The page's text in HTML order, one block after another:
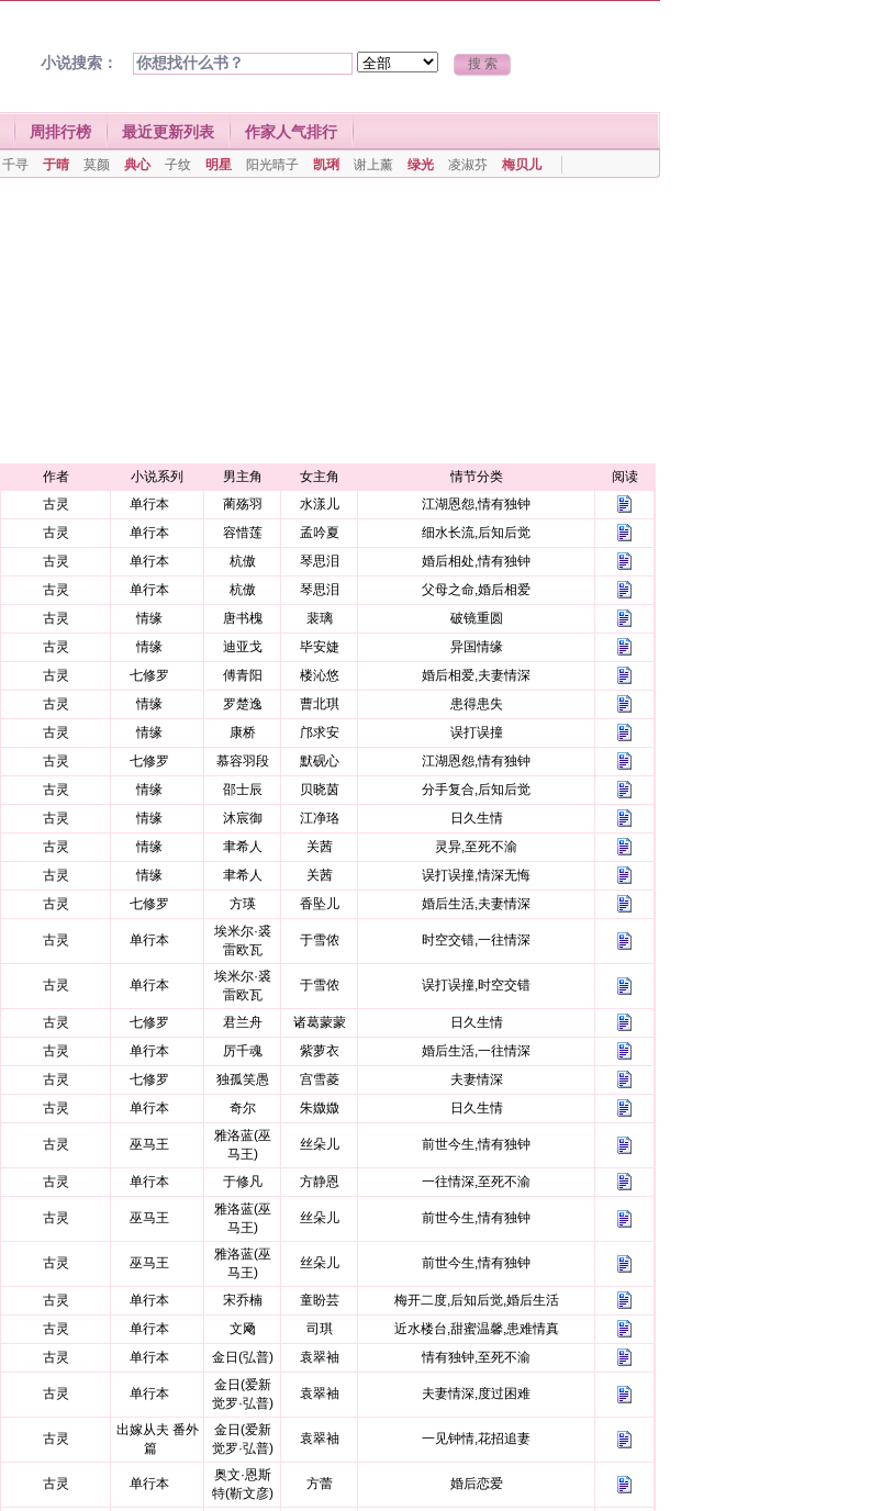
小说搜索：
周排行榜 最近更新列表 作家人气排行
千寻 于晴 莫颜 典心 子纹 明星 阳光晴子 凯琍 谢上薰 绿光 凌淑芬 梅贝儿
作者 小说系列 男主角 女主角 情节分类
阅读
古灵 单行本 蔺殇羽 水漾儿
江湖恩怨,情有独钟
古灵 单行本 容惜莲 孟吟夏
细水长流,后知后觉
古灵 单行本 杭傲 琴思泪
婚后相处,情有独钟
古灵 单行本 杭傲 琴思泪
父母之命,婚后相爱
古灵 情缘 唐书槐 裴璃
破镜重圆
古灵 情缘 迪亚戈 毕安婕
异国情缘
古灵 七修罗 傅青阳 楼沁悠
婚后相爱,夫妻情深
古灵 情缘 罗楚逸 曹北琪
患得患失
古灵 情缘 康桥 邝求安
误打误撞
古灵 七修罗 慕容羽段 默砚心
江湖恩怨,情有独钟
古灵 情缘 邵士辰 贝晓茵
分手复合,后知后觉
古灵 情缘 沐宸御 江净珞
日久生情
古灵 情缘 聿希人 关茜
灵异,至死不渝
古灵 情缘 聿希人 关茜
误打误撞,情深无悔
古灵 七修罗 方瑛 香坠儿 婚后生活,夫妻情深
古灵 单行本
埃米尔·裘
雷欧瓦
于雪侬 时空交错,一往情深
古灵 单行本
埃米尔·裘
雷欧瓦
于雪侬 误打误撞,时空交错
古灵 七修罗 君兰舟 诸葛蒙蒙
日久生情
古灵 单行本 厉千魂 紫萝衣
婚后生活,一往情深
古灵 七修罗 独孤笑愚 宫雪菱
夫妻情深
古灵 单行本 奇尔 朱媺媺 日久生情
古灵 巫马王
雅洛蓝(巫
马王)
丝朵儿 前世今生,情有独钟
古灵 单行本 于修凡 方静恩 一往情深,至死不渝
古灵 巫马王
雅洛蓝(巫
马王)
丝朵儿 前世今生,情有独钟
古灵 巫马王
雅洛蓝(巫
马王)
丝朵儿 前世今生,情有独钟
古灵 单行本 宋乔楠 童盼芸
梅开二度,后知后觉,婚后生活
古灵 单行本 文飏 司琪
近水楼台,甜蜜温馨,患难情真
古灵 单行本 金日(弘普) 袁翠袖 情有独钟,至死不渝
古灵 单行本
金日(爱新
觉罗·弘普)
袁翠袖 夫妻情深,度过困难
古灵
出嫁从夫 番外
篇
金日(爱新
觉罗·弘普)
袁翠袖 一见钟情,花招追妻
古灵 单行本
奥文·恩斯
特(靳文彦)
方蕾 婚后恋爱